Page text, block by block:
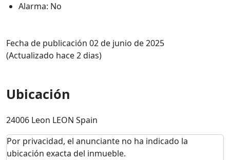
Alarma: No
Fecha de publicación 02 de junio de 2025
(Actualizado hace 2 dias)
Ubicación
24006 Leon LEON Spain
Por privacidad, el anunciante no ha indicado la
ubicación exacta del inmueble.